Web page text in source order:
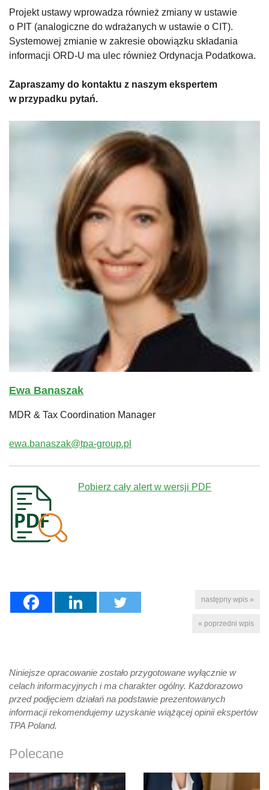
Projekt ustawy wprowadza również zmiany w ustawie
o PIT (analogiczne do wdrażanych w ustawie o CIT).
Systemowej zmianie w zakresie obowiązku składania
informacji ORD-U ma ulec również Ordynacja Podatkowa.
Zapraszamy do kontaktu z naszym ekspertem
w przypadku pytań.
Ewa Banaszak
MDR & Tax Coordination Manager
ewa.banaszak@tpa-group.pl
Pobierz cały alert w wersji PDF
następny wpis »
« poprzedni wpis
Niniejsze opracowanie zostało przygotowane wyłącznie w
celach informacyjnych i ma charakter ogólny. Każdorazowo
przed podjęciem działań na podstawie prezentowanych
informacji rekomendujemy uzyskanie wiążącej opinii ekspertów
TPA Poland.
Polecane